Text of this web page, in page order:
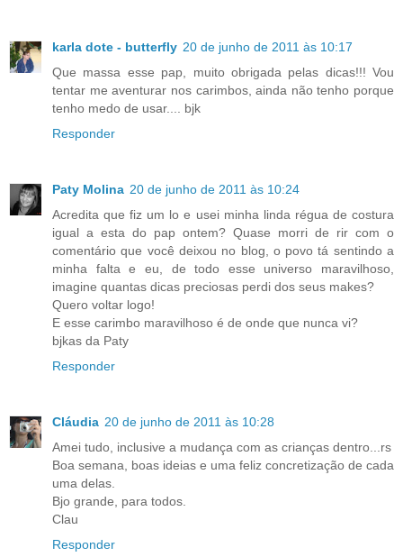
karla dote - butterfly 20 de junho de 2011 às 10:17
Que massa esse pap, muito obrigada pelas dicas!!! Vou
tentar me aventurar nos carimbos, ainda não tenho porque
tenho medo de usar.... bjk
Responder
Paty Molina 20 de junho de 2011 às 10:24
Acredita que fiz um lo e usei minha linda régua de costura
igual a esta do pap ontem? Quase morri de rir com o
comentário que você deixou no blog, o povo tá sentindo a
minha falta e eu, de todo esse universo maravilhoso,
imagine quantas dicas preciosas perdi dos seus makes?
Quero voltar logo!
E esse carimbo maravilhoso é de onde que nunca vi?
bjkas da Paty
Responder
Cláudia 20 de junho de 2011 às 10:28
Amei tudo, inclusive a mudança com as crianças dentro...rs
Boa semana, boas ideias e uma feliz concretização de cada
uma delas.
Bjo grande, para todos.
Clau
Responder